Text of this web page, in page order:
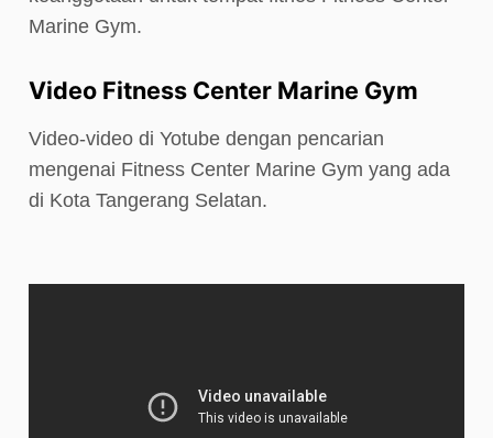
Marine Gym.
Video Fitness Center Marine Gym
Video-video di Yotube dengan pencarian
mengenai Fitness Center Marine Gym yang ada
di Kota Tangerang Selatan.